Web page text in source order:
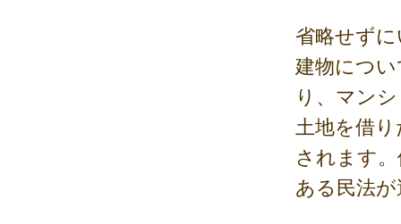
省略せず
建物につ
り、マン
土地を借
されます
ある民法